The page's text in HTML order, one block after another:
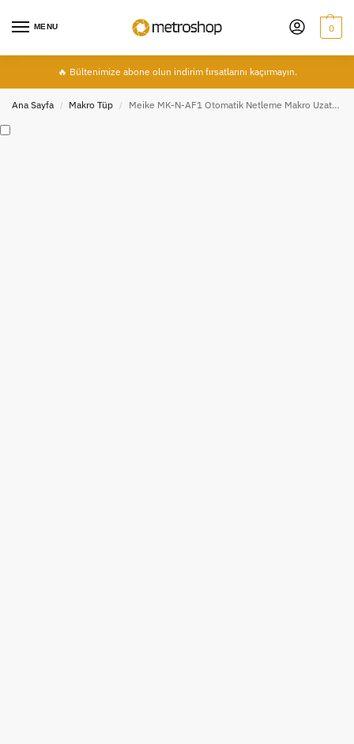
MENU 0
🔥 Bültenimize abone olun indirim fırsatlarını kaçırmayın.
Ana Sayfa / Makro Tüp / Meike MK-N-AF1 Otomatik Netleme Makro Uzatma Tüpü Seti Nikon F Bayonet Lensler İçin AF Macro Extension Tube